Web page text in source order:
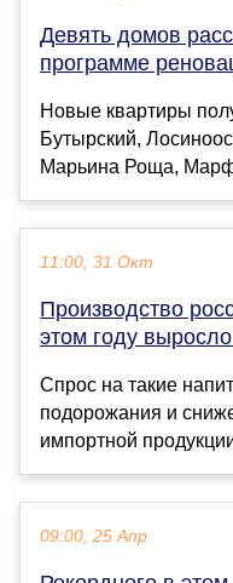
Девять домов
программе
Новые квартиры
Бутырский,
Марьина Роща,
11:00, 31 Окт
Производство
этом году
Спрос на такие
подорожания и
импортной
09:00, 25 Апр